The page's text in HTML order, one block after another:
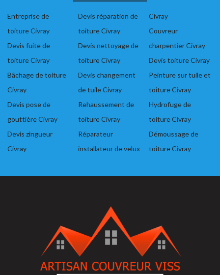
Entreprise de
toiture Civray
Devis fuite de
toiture Civray
Bâchage de toiture
Civray
Devis pose de
gouttière Civray
Devis zingueur
Civray
Devis réparation de
toiture Civray
Devis nettoyage de
toiture Civray
Devis changement
de tuile Civray
Rehaussement de
toiture Civray
Réparateur
installateur de velux
Civray
Couvreur
charpentier Civray
Devis toiture Civray
Peinture sur tuile et
toiture Civray
Hydrofuge de
toiture Civray
Démoussage de
toiture Civray